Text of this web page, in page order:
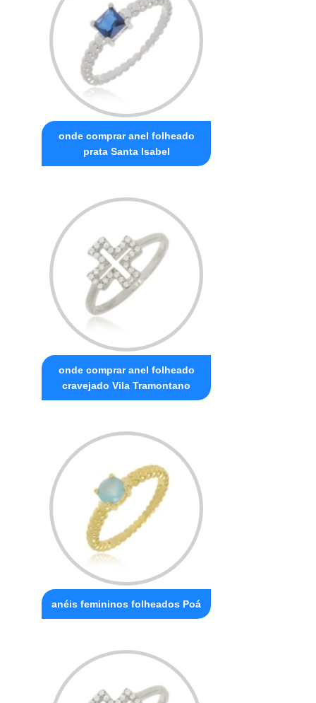
onde comprar anel folheado
prata Santa Isabel
onde comprar anel folheado
cravejado Vila Tramontano
anéis femininos folheados Poá